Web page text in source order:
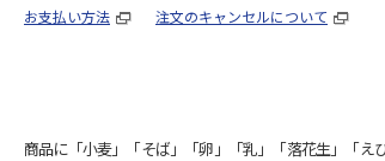
お支払い方法 注文のキャンセルについて
商品に「小麦」「そば」「卵」「乳」「落花生」「え